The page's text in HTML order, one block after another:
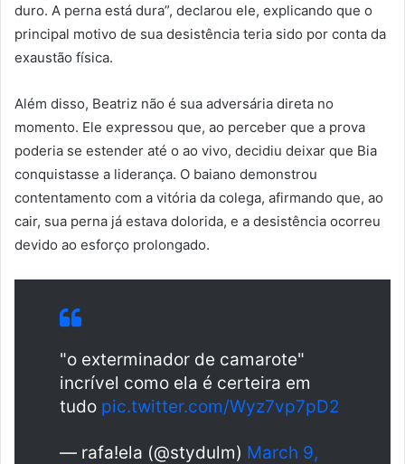
duro. A perna está dura”, declarou ele, explicando que o
principal motivo de sua desistência teria sido por conta da
exaustão física.
Além disso, Beatriz não é sua adversária direta no
momento. Ele expressou que, ao perceber que a prova
poderia se estender até o ao vivo, decidiu deixar que Bia
conquistasse a liderança. O baiano demonstrou
contentamento com a vitória da colega, afirmando que, ao
cair, sua perna já estava dolorida, e a desistência ocorreu
devido ao esforço prolongado.
"o exterminador de camarote"
incrível como ela é certeira em
tudo pic.twitter.com/Wyz7vp7pD2
— rafa!ela (@stydulm) March 9,